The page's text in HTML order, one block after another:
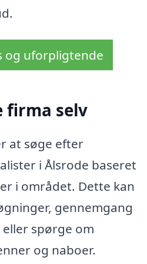
og uforpligtende
firma selv
at søge efter
i Ålsrode baseret
i området. Dette kan
gennemgang
spørge om
og naboer.